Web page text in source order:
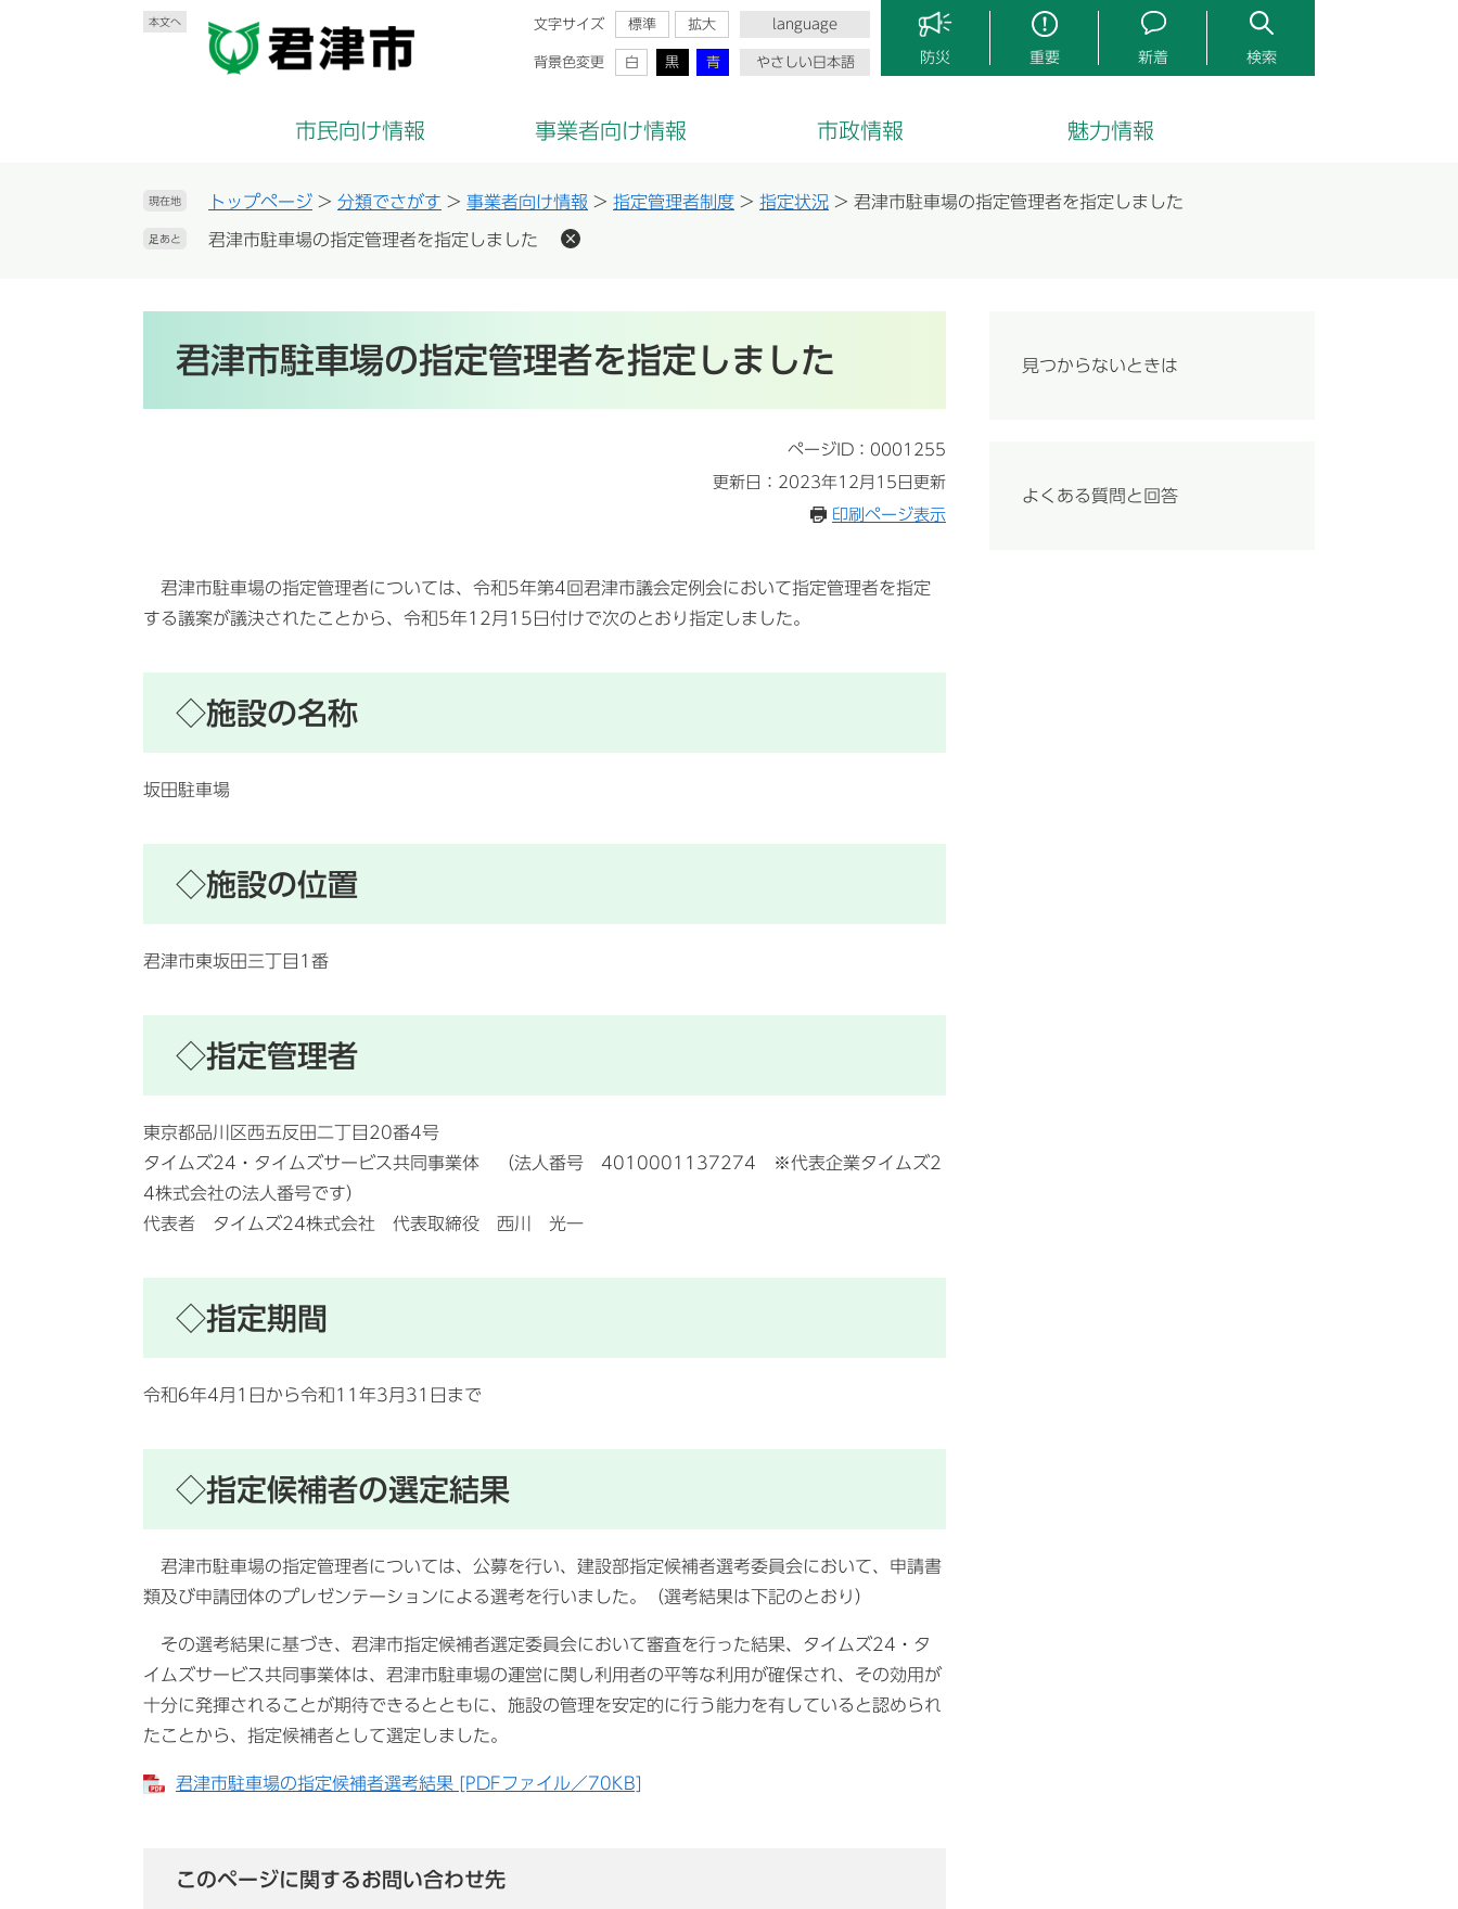
本文へ 文字サイズ 標準 拡大
背景色変更 白 黒 青
language
やさしい日本語 防災 重要 新着 検索
市民向け情報 事業者向け情報 市政情報 魅力情報
現在地 トップページ > 分類でさがす > 事業者向け情報 > 指定管理者制度 > 指定状況 > 君津市駐車場の指定管理者を指定しました
足あと 君津市駐車場の指定管理者を指定しました
君津市駐車場の指定管理者を指定しました
ページID：0001255
更新日：2023年12月15日更新
印刷ページ表示
君津市駐車場の指定管理者については、令和5年第4回君津市議会定例会において指定管理者を指定
する議案が議決されたことから、令和5年12月15日付けで次のとおり指定しました。
◇施設の名称
坂田駐車場
◇施設の位置
君津市東坂田三丁目1番
◇指定管理者
東京都品川区西五反田二丁目20番4号
タイムズ24・タイムズサービス共同事業体 （法人番号 4010001137274 ※代表企業タイムズ2
4株式会社の法人番号です）
代表者 タイムズ24株式会社 代表取締役 西川 光一
◇指定期間
令和6年4月1日から令和11年3月31日まで
◇指定候補者の選定結果
君津市駐車場の指定管理者については、公募を行い、建設部指定候補者選考委員会において、申請書
類及び申請団体のプレゼンテーションによる選考を行いました。（選考結果は下記のとおり）
その選考結果に基づき、君津市指定候補者選定委員会において審査を行った結果、タイムズ24・タ
イムズサービス共同事業体は、君津市駐車場の運営に関し利用者の平等な利用が確保され、その効用が
十分に発揮されることが期待できるとともに、施設の管理を安定的に行う能力を有していると認められ
たことから、指定候補者として選定しました。
君津市駐車場の指定候補者選考結果 [PDFファイル／70KB]
このページに関するお問い合わせ先
見つからないときは
よくある質問と回答